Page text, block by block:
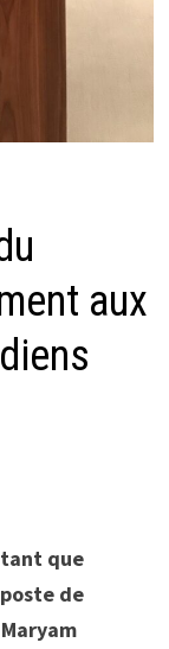
aux
tant que
de